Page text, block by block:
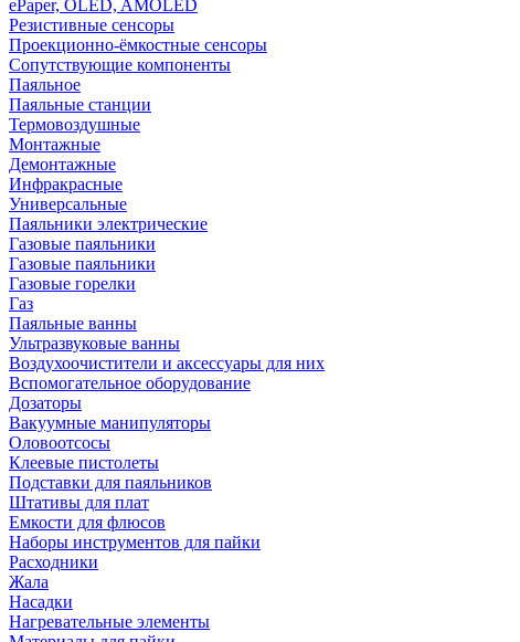
ePaper, OLED, AMOLED
Резистивные сенсоры
Проекционно-ёмкостные сенсоры
Сопутствующие компоненты
Паяльное
Паяльные станции
Термовоздушные
Монтажные
Демонтажные
Инфракрасные
Универсальные
Паяльники электрические
Газовые паяльники
Газовые паяльники
Газовые горелки
Газ
Паяльные ванны
Ультразвуковые ванны
Воздухоочистители и аксессуары для них
Вспомогательное оборудование
Дозаторы
Вакуумные манипуляторы
Оловоотсосы
Клеевые пистолеты
Подставки для паяльников
Штативы для плат
Емкости для флюсов
Наборы инструментов для пайки
Расходники
Жала
Насадки
Нагревательные элементы